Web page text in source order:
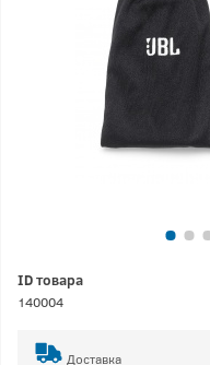
ID товара
140004
Доставка